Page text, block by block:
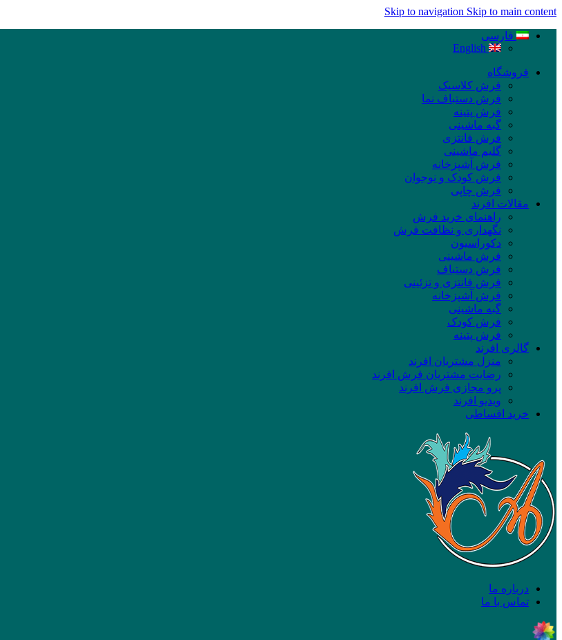
Skip to navigation Skip to main content
فارسی
English
فروشگاه
فرش کلاسیک
فرش دستباف نما
فرش پتینه
گبه ماشینی
فرش فانتزی
گلیم ماشینی
فرش آشپزخانه
فرش کودک و نوجوان
فرش چاپی
مقالات افرند
راهنمای خرید فرش
نگهداری و نظافت فرش
دکوراسیون
فرش ماشینی
فرش دستباف
فرش فانتزی و تزئینی
فرش آشپزخانه
گبه ماشینی
فرش کودک
فرش پتینه
گالری افرند
منزل مشتریان افرند
رضایت مشتریان فرش افرند
پرو مجازی فرش افرند
ویدیو افرند
خرید اقساطی
درباره ما
تماس با ما